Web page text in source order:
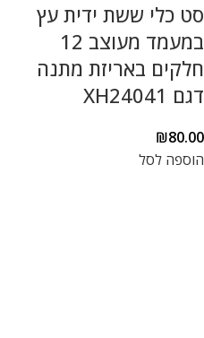
סט כלי ששת ידית עץ
במעמד מעוצב 12
חלקים באריזת מתנה
דגם XH24041
₪80.00
הוספה לסל